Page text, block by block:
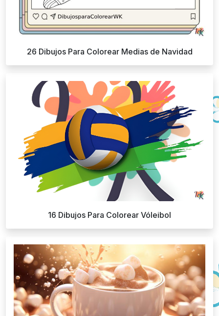
26 Dibujos Para Colorear Medias de Navidad
16 Dibujos Para Colorear Vóleibol